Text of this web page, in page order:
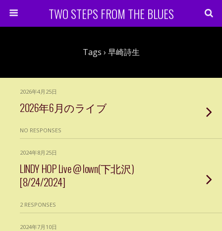
TWO STEPS FROM THE BLUES
Tags › 早崎詩生
2026年4月25日
2026年6月のライブ
NO RESPONSES
2024年8月25日
LINDY HOP Live @ lown(下北沢)
[8/24/2024]
2 RESPONSES
2024年7月10日